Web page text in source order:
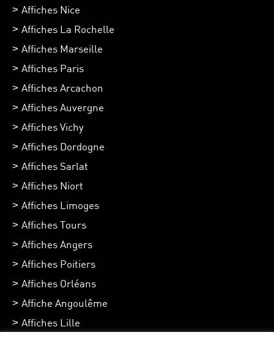
Affiches Nice
Affiches La Rochelle
Affiches Marseille
Affiches Paris
Affiches Arcachon
Affiches Auvergne
Affiches Vichy
Affiches Dordogne
Affiches Sarlat
Affiches Niort
Affiches Limoges
Affiches Tours
Affiches Angers
Affiches Poitiers
Affiches Orléans
Affiche Angoulême
Affiches Lille